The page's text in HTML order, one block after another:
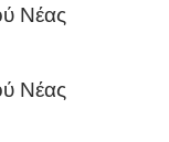
Νέας
Νέας